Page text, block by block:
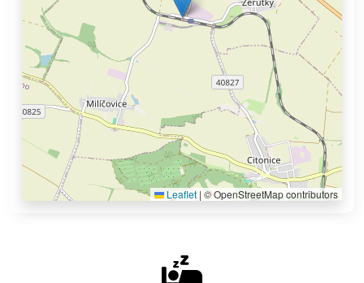
Leaflet | © OpenStreetMap contributors